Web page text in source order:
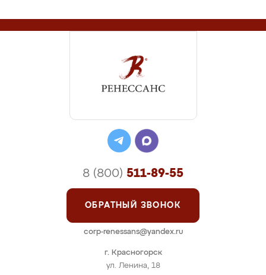
г. Красногорск
ул. Ленина, 18
8 (800) 511-89-55
ОБРАТНЫЙ ЗВОНОК
corp-renessans@yandex.ru